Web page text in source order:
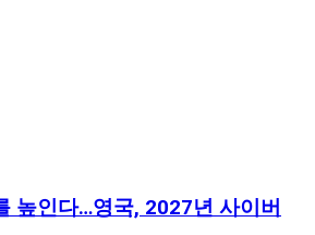
높인다…영국, 2027년 사이버